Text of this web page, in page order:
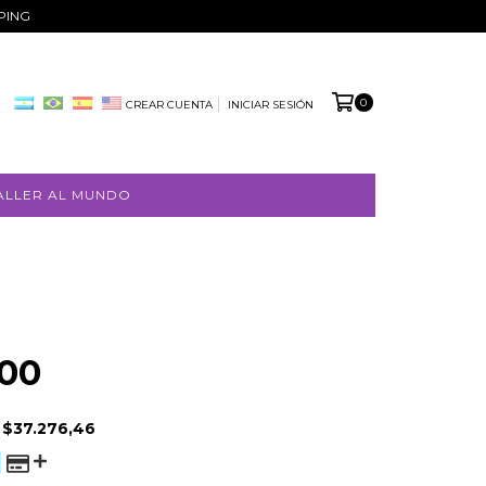
CREAR CUENTA INICIAR SESIÓN 0
AL MUNDO
$37.276,46